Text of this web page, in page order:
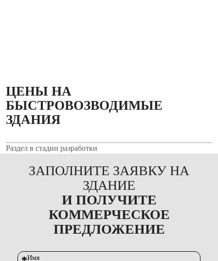
ЦЕНЫ НА
БЫСТРОВОЗВОДИМЫЕ
ЗДАНИЯ
Раздел в стадии разработки
ЗАПОЛНИТЕ ЗАЯВКУ НА
ЗДАНИЕ
И ПОЛУЧИТЕ
КОММЕРЧЕСКОЕ
ПРЕДЛОЖЕНИЕ
Имя